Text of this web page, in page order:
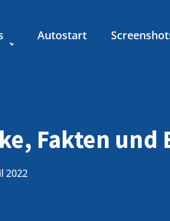
Autostart
Fakten und
2022